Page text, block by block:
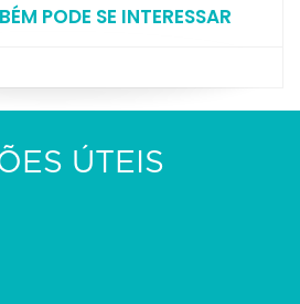
PODE SE INTERESSAR
ÚTEIS